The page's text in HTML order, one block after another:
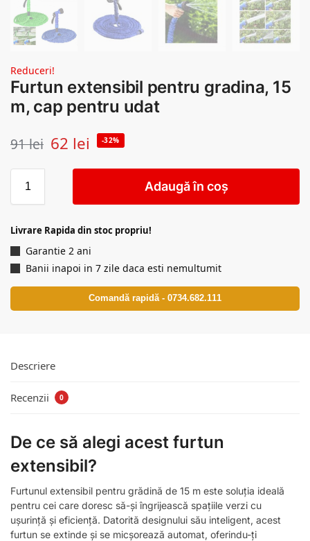
Reduceri!
Furtun extensibil pentru gradina, 15
m, cap pentru udat
91lei 62 lei -32%
Adaugă în coș
Livrare Rapida din stoc propriu!
Garantie 2 ani
Banii inapoi in 7 zile daca esti nemultumit
Comandă rapidă - 0734.682.111
Descriere
Recenzii 0
De ce să alegi acest furtun
extensibil?
Furtunul extensibil pentru grădină de 15 m este soluția ideală
pentru cei care doresc să-și îngrijească spațiile verzi cu
ușurință și eficiență. Datorită designului său inteligent, acest
furtun se extinde și se micșorează automat, oferindu-ți